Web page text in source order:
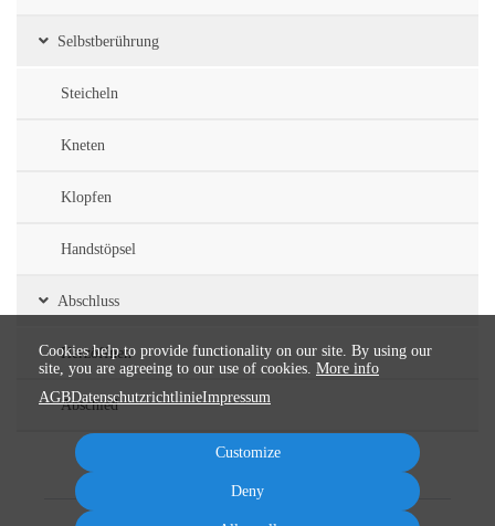
Selbstberührung
Steicheln
Kneten
Klopfen
Handstöpsel
Abschluss
Herzöffnen
Abschied
Cookies help to provide functionality on our site. By using our
site, you are agreeing to our use of cookies. More info
AGBDatenschutzrichtlinieImpressum
Customize
Deny